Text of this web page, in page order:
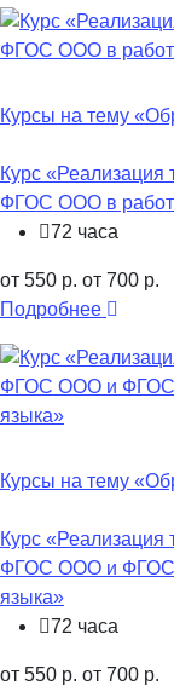
Курсы на тему
Курс
ФГОС ООО в
72 часа
от 550 р. от 700 р.
Подробнее
Курсы на тему
Курс
ФГОС ООО и ФГОС
языка»
72 часа
от 550 р. от 700 р.